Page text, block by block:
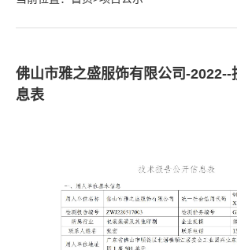
佛山市雅之盛服饰有限公司-2022--
息表